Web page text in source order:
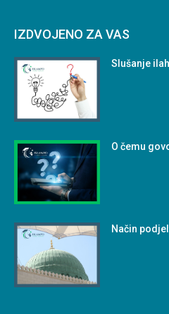
IZDVOJENO ZA VAS
Slušanje
O čemu
Način